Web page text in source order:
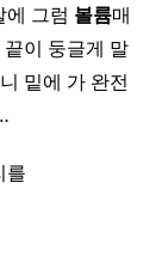
그럼 볼륨매
이 둥글게 말
밑에 가 완전
를